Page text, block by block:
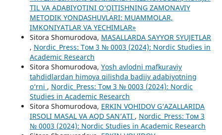
TIL VA ADABIYOTINI O‘QITISHNING ZAMONAVIY
METODIK YONDASHUVLARI: MUAMMOLAR,
IMKONIYATLAR VA YECHIMLAR»
Sitora Shomurodova, MASALLARDA SAYYOR SYUJETLAR
, Nordic_Press: Том 3 № 0003 (2024): Nordic Studies in
Academic Research
Sitora Shomurodova, Yosh avlodni mafkuraviy
tahdidlardan himoya qilishda badiiy adabiyotning
o‘rni , Nordic_Press: Том 3 № 0003 (2024): Nordic
Studies in Academic Research
Sitora Shomurodova, ERKIN VOHIDOV G‘AZALLARIDA
IRSOLI MASAL VA AQD SAN’ATI , Nordic_Press: Том 3
№ 0003 (2024): Nordic Studies in Academic Research